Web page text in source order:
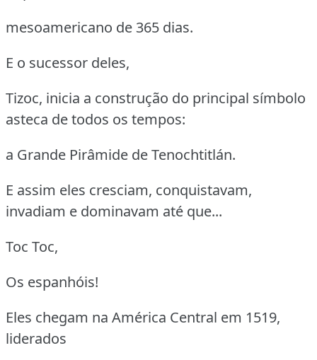
mesoamericano de 365 dias.
E o sucessor deles,
Tizoc, inicia a construção do principal símbolo
asteca de todos os tempos:
a Grande Pirâmide de Tenochtitlán.
E assim eles cresciam, conquistavam,
invadiam e dominavam até que...
Toc Toc,
Os espanhóis!
Eles chegam na América Central em 1519,
liderados